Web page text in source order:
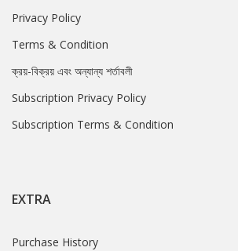
Privacy Policy
Terms & Condition
ক্রয়-বিক্রয় এবং অন্যান্য শর্তাবলী
Subscription Privacy Policy
Subscription Terms & Condition
EXTRA
Purchase History